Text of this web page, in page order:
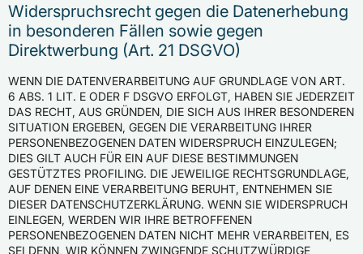
Widerspruchsrecht gegen die Datenerhebung
in besonderen Fällen sowie gegen
Direktwerbung (Art. 21 DSGVO)
WENN DIE DATENVERARBEITUNG AUF GRUNDLAGE VON ART.
6 ABS. 1 LIT. E ODER F DSGVO ERFOLGT, HABEN SIE JEDERZEIT
DAS RECHT, AUS GRÜNDEN, DIE SICH AUS IHRER BESONDEREN
SITUATION ERGEBEN, GEGEN DIE VERARBEITUNG IHRER
PERSONENBEZOGENEN DATEN WIDERSPRUCH EINZULEGEN;
DIES GILT AUCH FÜR EIN AUF DIESE BESTIMMUNGEN
GESTÜTZTES PROFILING. DIE JEWEILIGE RECHTSGRUNDLAGE,
AUF DENEN EINE VERARBEITUNG BERUHT, ENTNEHMEN SIE
DIESER DATENSCHUTZERKLÄRUNG. WENN SIE WIDERSPRUCH
EINLEGEN, WERDEN WIR IHRE BETROFFENEN
PERSONENBEZOGENEN DATEN NICHT MEHR VERARBEITEN, ES
SEI DENN, WIR KÖNNEN ZWINGENDE SCHUTZWÜRDIGE